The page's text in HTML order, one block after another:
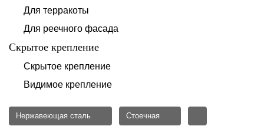
Для терракоты
Для реечного фасада
Скрытое крепление
Скрытое крепление
Видимое крепление
Нержавеющая сталь Стоечная